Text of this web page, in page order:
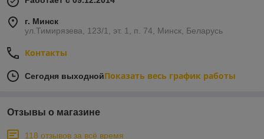
г. Минск
ул.Тимирязева, 123/1, эт. 1, п. 74, Минск, Беларусь
Контакты
Сегодня выходнойПоказать весь график работы
Отзывы о магазине
118 отзывов за всё время